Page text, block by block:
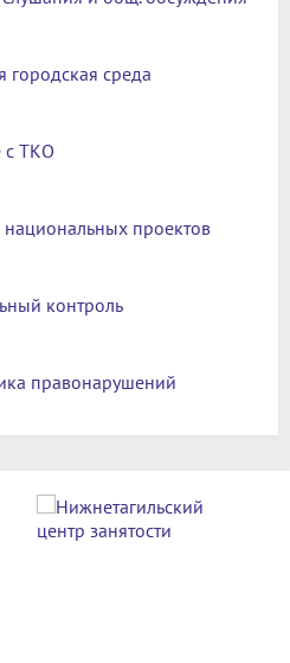
городская среда
с ТКО
национальных проектов
контроль
правонарушений